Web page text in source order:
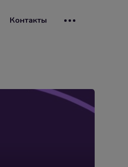
Контакты